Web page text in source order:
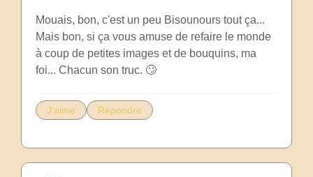
Mouais, bon, c'est un peu Bisounours tout ça...
Mais bon, si ça vous amuse de refaire le monde
à coup de petites images et de bouquins, ma
foi... Chacun son truc. 🙄
J'aime Répondre